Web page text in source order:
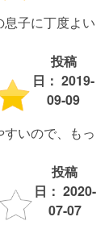
子に丁度よい
投稿
日： 2019-
09-09
いので、もっ
投稿
日： 2020-
07-07